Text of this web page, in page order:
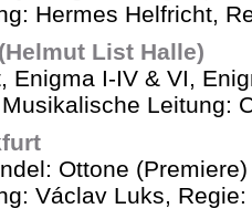
Hermes Helfricht,
List Halle)
Enigma I-IV & VI,
Leitung:
Ottone (Premiere)
Václav Luks,